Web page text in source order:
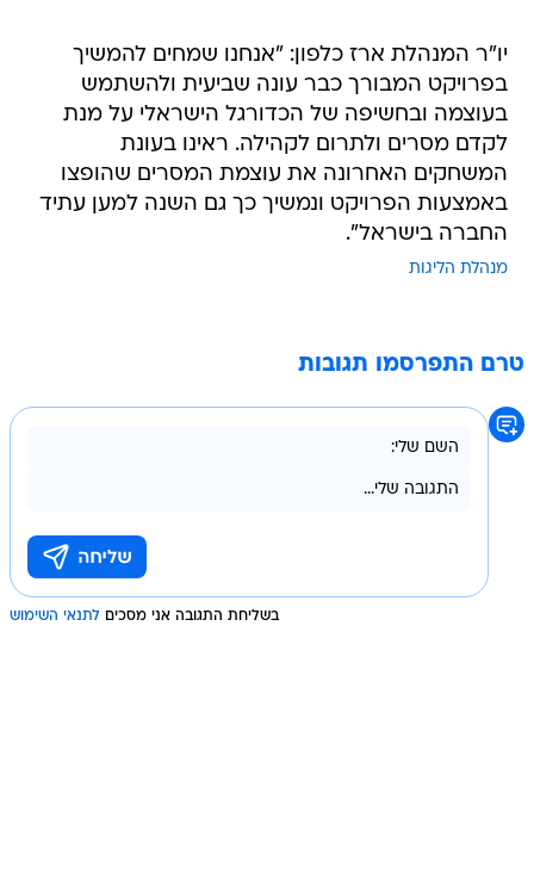
יו"ר המנהלת ארז כלפון: "אנחנו שמחים להמשיך
בפרויקט המבורך כבר עונה שביעית ולהשתמש
בעוצמה ובחשיפה של הכדורגל הישראלי על מנת
לקדם מסרים ולתרום לקהילה. ראינו בעונת
המשחקים האחרונה את עוצמת המסרים שהופצו
באמצעות הפרויקט ונמשיך כך גם השנה למען עתיד
החברה בישראל".
מנהלת הליגות
טרם התפרסמו תגובות
בשליחת התגובה אני מסכים לתנאי השימוש